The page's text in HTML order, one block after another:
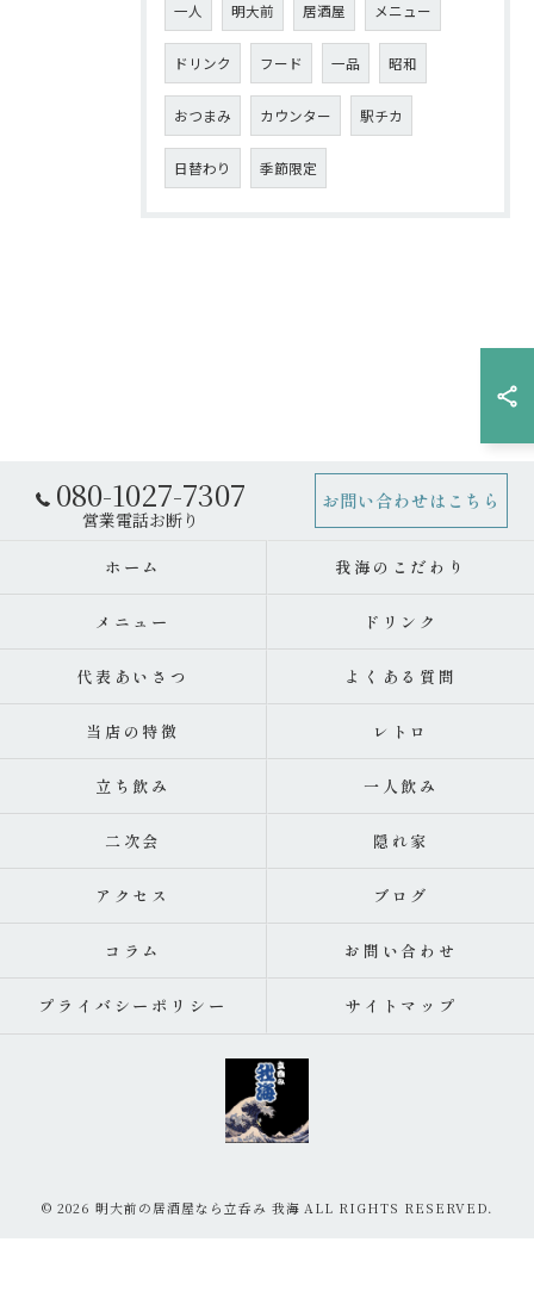
一人 明大前 居酒屋 メニュー
ドリンク フード 一品 昭和
おつまみ カウンター 駅チカ
日替わり 季節限定
080-1027-7307 お問い合わせはこちら
ホーム 我海のこだわり
メニュー ドリンク
代表あいさつ よくある質問
当店の特徴 レトロ
立ち飲み 一人飲み
二次会 隠れ家
アクセス ブログ
コラム お問い合わせ
プライバシーポリシー サイトマップ
© 2026 明大前の居酒屋なら立呑み 我海 ALL RIGHTS RESERVED.